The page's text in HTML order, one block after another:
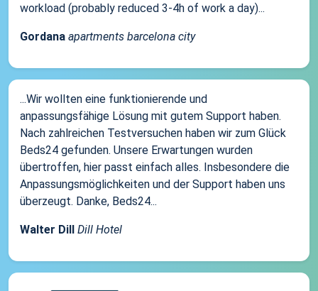
workload (probably reduced 3-4h of work a day)...
Gordana apartments barcelona city
...Wir wollten eine funktionierende und
anpassungsfähige Lösung mit gutem Support haben.
Nach zahlreichen Testversuchen haben wir zum Glück
Beds24 gefunden. Unsere Erwartungen wurden
übertroffen, hier passt einfach alles. Insbesondere die
Anpassungsmöglichkeiten und der Support haben uns
überzeugt. Danke, Beds24...
Walter Dill Dill Hotel